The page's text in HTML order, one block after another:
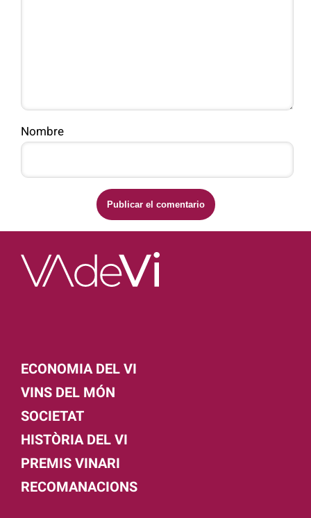
Nombre
ECONOMIA DEL VI
VINS DEL MÓN
SOCIETAT
HISTÒRIA DEL VI
PREMIS VINARI
RECOMANACIONS